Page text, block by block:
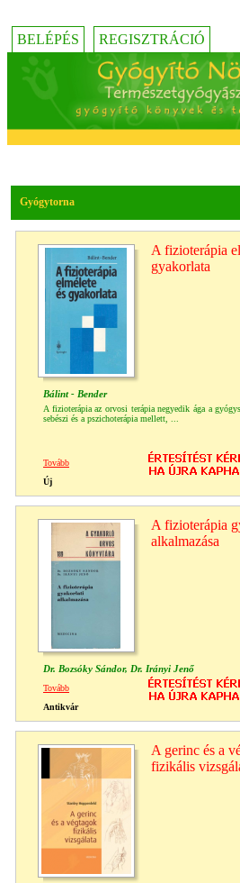
BELÉPÉS REGISZTRÁCIÓ
Gyógytorna
A fizioterápia
gyakorlata
Bálint - Bender
A fizioterápia az orvosi terápia negyedik ága a
sebészi és a pszichoterápia mellett, ...
Tovább
Új
A fizioterápia
alkalmazása
Dr. Bozsóky Sándor, Dr. Irányi Jenő
Tovább
Antikvár
A gerinc és a
fizikális